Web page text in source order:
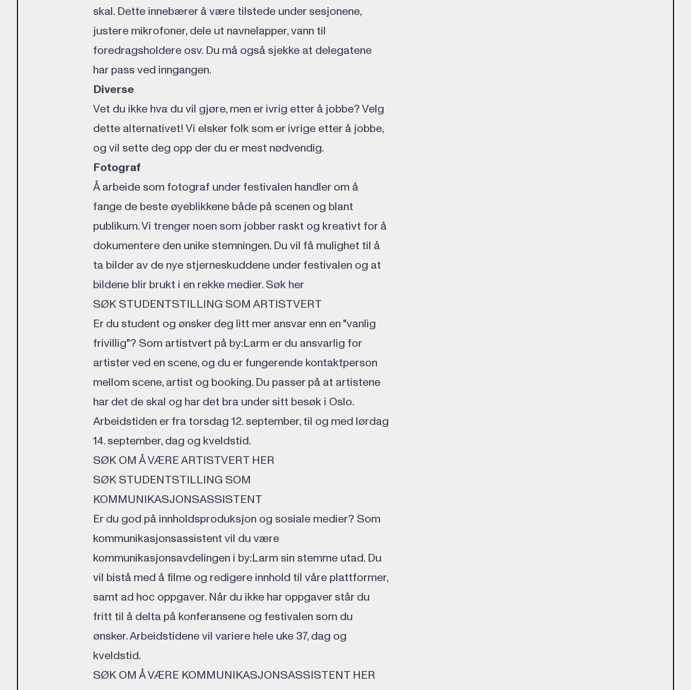
skal. Dette innebærer å være tilstede under sesjonene,
justere mikrofoner, dele ut navnelapper, vann til
foredragsholdere osv. Du må også sjekke at delegatene
har pass ved inngangen.
Diverse
Vet du ikke hva du vil gjøre, men er ivrig etter å jobbe? Velg
dette alternativet! Vi elsker folk som er ivrige etter å jobbe,
og vil sette deg opp der du er mest nødvendig.
Fotograf
Å arbeide som fotograf under festivalen handler om å
fange de beste øyeblikkene både på scenen og blant
publikum. Vi trenger noen som jobber raskt og kreativt for å
dokumentere den unike stemningen. Du vil få mulighet til å
ta bilder av de nye stjerneskuddene under festivalen og at
bildene blir brukt i en rekke medier.Søk her
SØK STUDENTSTILLING SOM ARTISTVERT
Er du student og ønsker deg litt mer ansvar enn en "vanlig
frivillig"? Som artistvert på by:Larm er du ansvarlig for
artister ved en scene, og du er fungerende kontaktperson
mellom scene, artist og booking. Du passer på at artistene
har det de skal og har det bra under sitt besøk i Oslo.
Arbeidstiden er fra torsdag 12. september, til og med lørdag
14. september, dag og kveldstid.
SØK OM Å VÆRE ARTISTVERT HER
SØK STUDENTSTILLING SOM
KOMMUNIKASJONSASSISTENT
Er du god på innholdsproduksjon og sosiale medier? Som
kommunikasjonsassistent vil du være
kommunikasjonsavdelingen i by:Larm sin stemme utad. Du
vil bistå med å filme og redigere innhold til våre plattformer,
samt ad hoc oppgaver. Når du ikke har oppgaver står du
fritt til å delta på konferansene og festivalen som du
ønsker. Arbeidstidene vil variere hele uke 37, dag og
kveldstid.
SØK OM Å VÆRE KOMMUNIKASJONSASSISTENT HER